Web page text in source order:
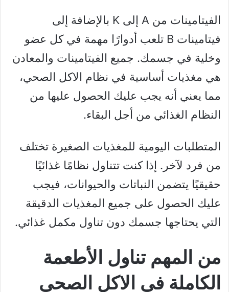
الفيتامينات من A إلى K بالإضافة إلى
فيتامينات B تلعب أدوارًا مهمة في كل عضو
وخلية في جسمك. جميع الفيتامينات والمعادن
هي مغذيات أساسية في نظام الاكل الصحي،
مما يعني أنه يجب عليك الحصول عليها من
النظام الغذائي من أجل البقاء.
المتطلبات اليومية للمغذيات الصغيرة تختلف
من فرد لآخر. إذا كنت تتناول نظامًا غذائيًا
حقيقيًا يتضمن النباتات والحيوانات، فيجب
عليك الحصول على جميع المغذيات الدقيقة
التي يحتاجها جسمك دون تناول مكمل غذائي.
من المهم تناول الأطعمة
الكاملة في الاكل الصحي